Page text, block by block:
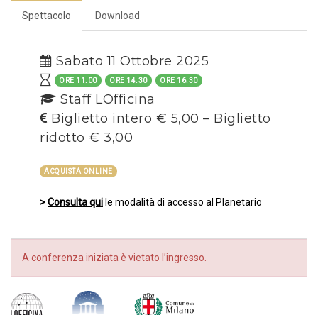
Spettacolo Download
Sabato 11 Ottobre 2025
ORE 11.00 ORE 14.30 ORE 16.30
Staff LOfficina
Biglietto intero € 5,00 – Biglietto
ridotto € 3,00
ACQUISTA ONLINE
>Consulta qui le modalità di accesso al Planetario
A conferenza iniziata è vietato l’ingresso.